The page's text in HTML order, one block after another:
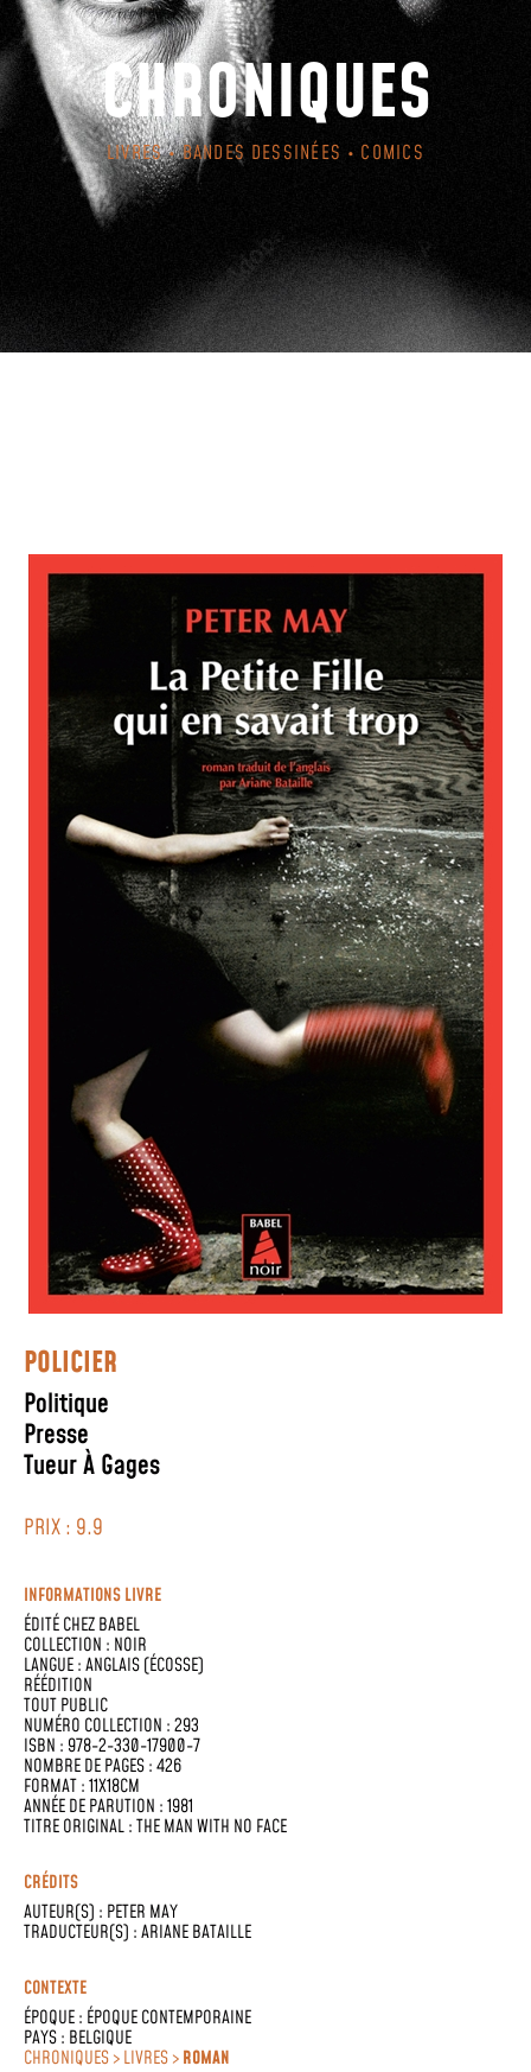
CHRONIQUES
LIVRES • BANDES DESSINÉES • COMICS
POLICIER
Politique
Presse
Tueur À Gages
PRIX : 9.9
INFORMATIONS LIVRE
ÉDITÉ CHEZBABEL
COLLECTION : NOIR
LANGUE :ANGLAIS (ÉCOSSE)
RÉÉDITION
TOUT PUBLIC
NUMÉRO COLLECTION : 293
ISBN : 978-2-330-17900-7
NOMBRE DE PAGES : 426
FORMAT : 11X18CM
ANNÉE DE PARUTION : 1981
TITRE ORIGINAL : THE MAN WITH NO FACE
CRÉDITS
AUTEUR(S) : PETER MAY
TRADUCTEUR(S) :ARIANE BATAILLE
CONTEXTE
ÉPOQUE : ÉPOQUE CONTEMPORAINE
PAYS : BELGIQUE
CHRONIQUES > LIVRES >ROMAN